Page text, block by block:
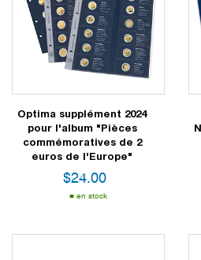
Optima supplément 2024
pour l'album "Pièces
commémoratives de 2
euros de l'Europe"
$24.00
en stock